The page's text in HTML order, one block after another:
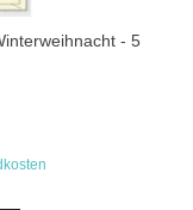
- 5